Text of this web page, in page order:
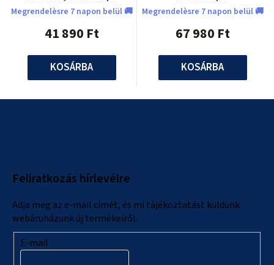
Megrendelèsre 7 napon belül 🚚
41 890 Ft
KOSÁRBA
Megrendelèsre 7 napon belül 🚚
67 980 Ft
KOSÁRBA
Feliratkozás hírlevélre
Adja meg az e-mail címét, és mi tájékoztatást küldünk
webáruházunk új termékeiről.
E-mail